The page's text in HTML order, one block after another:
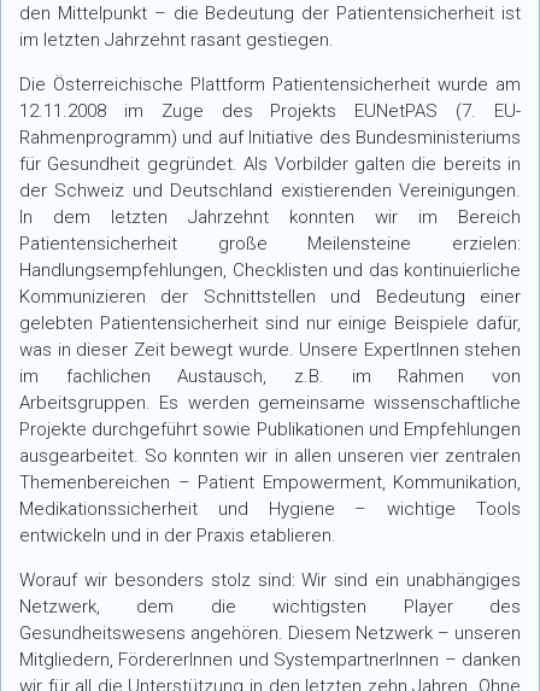
den Mittelpunkt – die Bedeutung der Patientensicherheit ist
im letzten Jahrzehnt rasant gestiegen.
Die Österreichische Plattform Patientensicherheit wurde am
12.11.2008 im Zuge des Projekts EUNetPAS (7. EU-
Rahmenprogramm) und auf Initiative des Bundesministeriums
für Gesundheit gegründet. Als Vorbilder galten die bereits in
der Schweiz und Deutschland existierenden Vereinigungen.
In dem letzten Jahrzehnt konnten wir im Bereich
Patientensicherheit große Meilensteine erzielen:
Handlungsempfehlungen, Checklisten und das kontinuierliche
Kommunizieren der Schnittstellen und Bedeutung einer
gelebten Patientensicherheit sind nur einige Beispiele dafür,
was in dieser Zeit bewegt wurde. Unsere ExpertInnen stehen
im fachlichen Austausch, z.B. im Rahmen von
Arbeitsgruppen. Es werden gemeinsame wissenschaftliche
Projekte durchgeführt sowie Publikationen und Empfehlungen
ausgearbeitet. So konnten wir in allen unseren vier zentralen
Themenbereichen – Patient Empowerment, Kommunikation,
Medikationssicherheit und Hygiene – wichtige Tools
entwickeln und in der Praxis etablieren.
Worauf wir besonders stolz sind: Wir sind ein unabhängiges
Netzwerk, dem die wichtigsten Player des
Gesundheitswesens angehören. Diesem Netzwerk – unseren
Mitgliedern, FördererInnen und System­partnerInnen – danken
wir für all die Unterstützung in den letzten zehn Jahren. Ohne